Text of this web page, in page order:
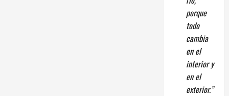
porque
todo
cambia
en el
interior y
en el
exterior.”